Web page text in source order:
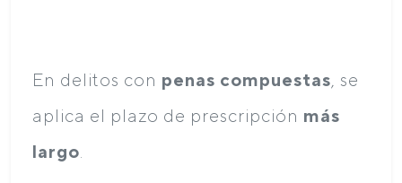
En delitos con penas compuestas , se
aplica el plazo de prescripción más
largo